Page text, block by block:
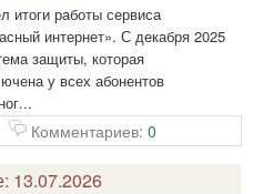
итоги работы сервиса
интернет». С декабря 2025
защиты, которая
у всех абонентов
Комментариев: 0
13.07.2026